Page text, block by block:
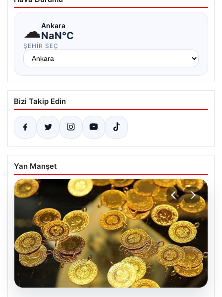
☁Ankara
NaN°C
ŞEHIR SEÇ
Bizi Takip Edin
Yan Manşet